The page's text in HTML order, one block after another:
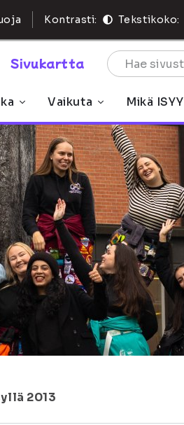
Kontrasti: Tekstikoko:
Sivukartta
Vaikuta Mikä ISYY
2013